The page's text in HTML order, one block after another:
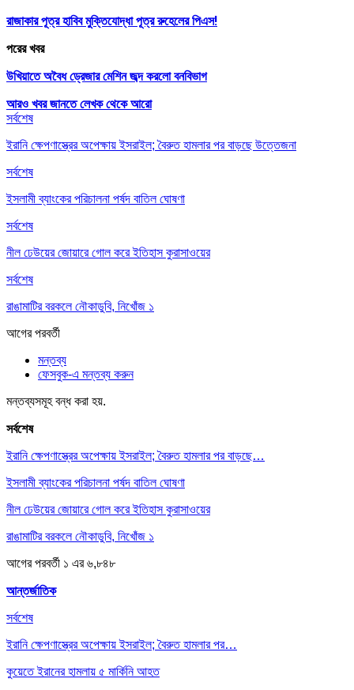
রাজাকার পূত্র হাবিব মুক্তিযোদ্ধা পূত্র রুহেলের পিএস!
পরের খবর
উখিয়াতে অবৈধ ড্রেজার মেশিন জব্দ করলো বনবিভাগ
আরও খবর জানতে লেখক থেকে আরো
সর্বশেষ
ইরানি ক্ষেপণাস্ত্রের অপেক্ষায় ইসরাইল; বৈরুত হামলার পর বাড়ছে উত্তেজনা
সর্বশেষ
ইসলামী ব্যাংকের পরিচালনা পর্ষদ বাতিল ঘোষণা
সর্বশেষ
নীল ঢেউয়ের জোয়ারে গোল করে ইতিহাস কুরাসাওয়ের
সর্বশেষ
রাঙামাটির বরকলে নৌকাডুবি, নিখোঁজ ১
আগেরপরবর্তী
মন্তব্য
ফেসবুক-এ মন্তব্য করুন
মন্তব্যসমূহ বন্ধ করা হয়.
সর্বশেষ
ইরানি ক্ষেপণাস্ত্রের অপেক্ষায় ইসরাইল; বৈরুত হামলার পর বাড়ছে…
ইসলামী ব্যাংকের পরিচালনা পর্ষদ বাতিল ঘোষণা
নীল ঢেউয়ের জোয়ারে গোল করে ইতিহাস কুরাসাওয়ের
রাঙামাটির বরকলে নৌকাডুবি, নিখোঁজ ১
আগেরপরবর্তী ১ এর ৬,৮৪৮
আন্তর্জাতিক
সর্বশেষ
ইরানি ক্ষেপণাস্ত্রের অপেক্ষায় ইসরাইল; বৈরুত হামলার পর…
কুয়েতে ইরানের হামলায় ৫ মার্কিনি আহত